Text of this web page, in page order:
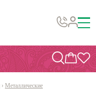
› Металлические